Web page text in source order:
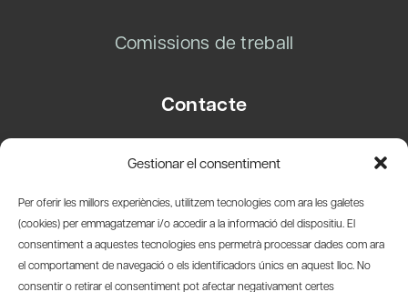
Gestionar el consentiment
Per oferir les millors experiències, utilitzem tecnologies com ara les galetes
(cookies) per emmagatzemar i/o accedir a la informació del dispositiu. El
consentiment a aquestes tecnologies ens permetrà processar dades com ara
el comportament de navegació o els identificadors únics en aquest lloc. No
consentir o retirar el consentiment pot afectar negativament certes
Comissions de treball
Contacte
08003 Barcelona
info@amicsdelpais.com
Suscripció Newsletter